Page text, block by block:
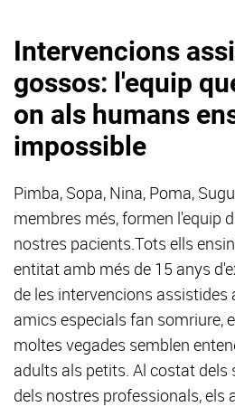
Intervencions
gossos: l'equip
on als humans
impossible
Pimba, Sopa, Nina, Poma,
membres més, formen l'equip
nostres pacients.Tots ells
entitat amb més de 15 anys
de les intervencions
amics especials fan somriure,
moltes vegades semblen
adults als petits. Al costat dels
dels nostres professionals, els